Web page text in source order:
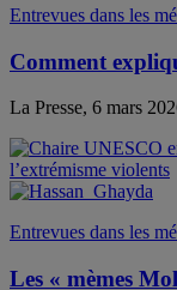
Entrevues dans les
Comment
La Presse, 6 mars
Entrevues dans les
Les « mèmes